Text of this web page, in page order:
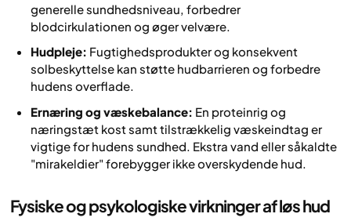
generelle sundhedsniveau, forbedrer
blodcirkulationen og øger velvære.
Hudpleje: Fugtighedsprodukter og konsekvent
solbeskyttelse kan støtte hudbarrieren og forbedre
hudens overflade.
Ernæring og væskebalance: En proteinrig og
næringstæt kost samt tilstrækkelig væskeindtag er
vigtige for hudens sundhed. Ekstra vand eller såkaldte
"mirakeldier" forebygger ikke overskydende hud.
Fysiske og psykologiske virkninger af løs hud